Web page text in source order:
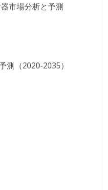
市場分析と予測
測（2020-2035）